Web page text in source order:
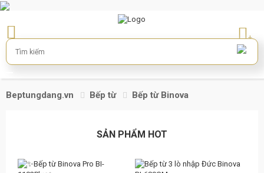
+
Beptungdang.vn Bếp từ Bếp từ Binova
SẢN PHẨM HOT